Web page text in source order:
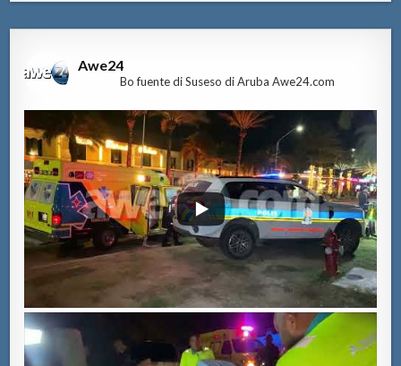
Awe24
Bo fuente di Suseso di Aruba Awe24.com